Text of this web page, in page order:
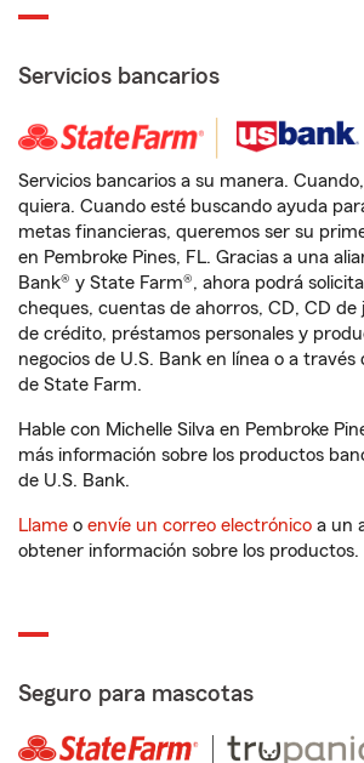
Servicios bancarios
Servicios bancarios a su manera.
quiera. Cuando esté buscando ayuda
metas financieras, queremos ser su
en Pembroke Pines, FL. Gracias a una
Bank® y State Farm®, ahora podrá
cheques, cuentas de ahorros, CD, CD de
de crédito, préstamos personales y
negocios de U.S. Bank en línea o a través
de State Farm.
Hable con Michelle Silva en Pembroke
más información sobre los productos
de U.S. Bank.
Llame o envíe un correo electrónico a un
obtener información sobre los productos.
Seguro para mascotas